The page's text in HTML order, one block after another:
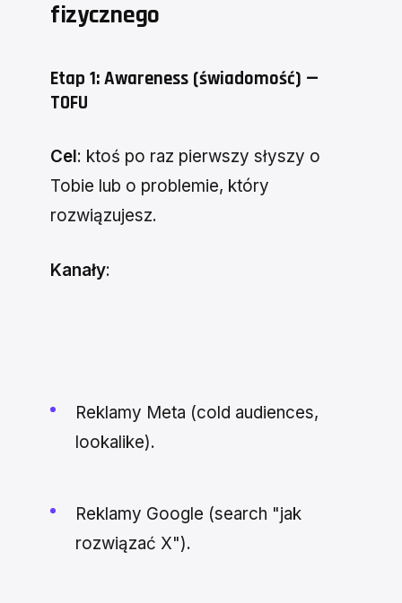
fizycznego
Etap 1: Awareness (świadomość) —
TOFU
Cel: ktoś po raz pierwszy słyszy o
Tobie lub o problemie, który
rozwiązujesz.
Kanały:
Reklamy Meta (cold audiences,
lookalike).
Reklamy Google (search "jak
rozwiązać X").